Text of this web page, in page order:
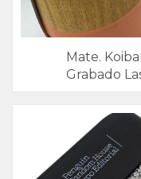
Mate.
Grabado